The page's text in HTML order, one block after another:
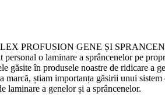
PROFUSION GENE ȘI
o laminare a sprâncenelor pe
găsite în produsele noastre de ridicare a
știam importanța găsirii unui
laminare a genelor și a sprâncenelor.